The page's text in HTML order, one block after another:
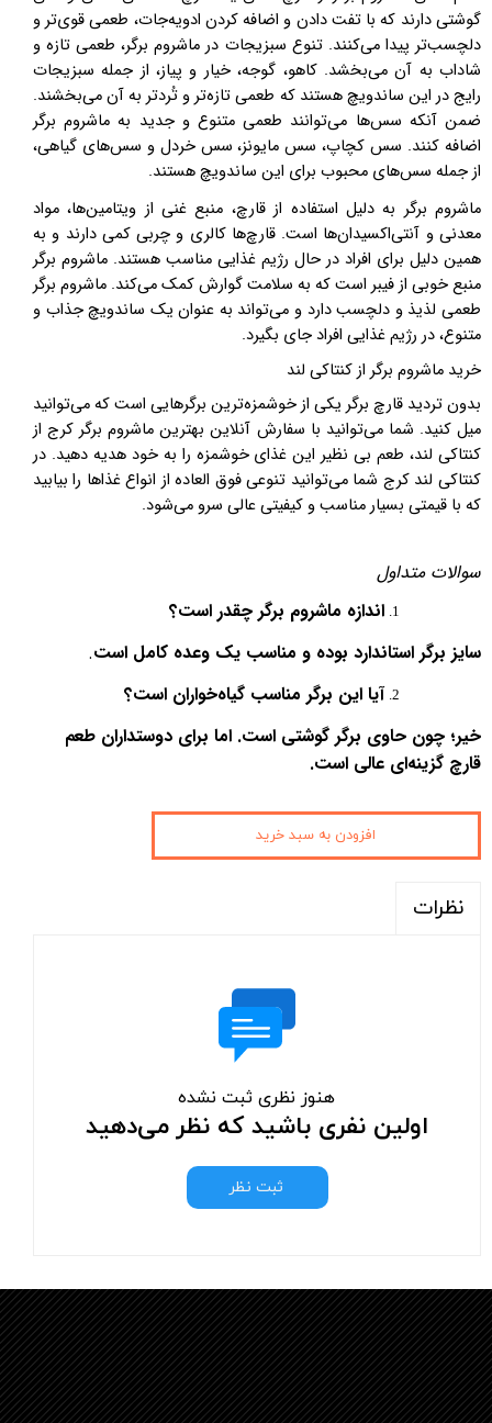
گوشتی دارند که با تفت دادن و اضافه کردن ادویه‌جات، طعمی قوی‌تر و
دلچسب‌تر پیدا می‌کنند. تنوع سبزیجات در ماشروم برگر، طعمی تازه و
شاداب به آن می‌بخشد. کاهو، گوجه، خیار و پیاز، از جمله سبزیجات
رایج در این ساندویچ هستند که طعمی تازه‌تر و تُردتر به آن می‌بخشند.
ضمن آنکه سس‌ها می‌توانند طعمی متنوع و جدید به ماشروم برگر
اضافه کنند. سس کچاپ، سس مایونز، سس خردل و سس‌های گیاهی،
از جمله سس‌های محبوب برای این ساندویچ هستند.
ماشروم برگر به دلیل استفاده از قارچ، منبع غنی از ویتامین‌ها، مواد
معدنی و آنتی‌اکسیدان‌ها است.قارچ‌ها کالری و چربی کمی دارند و به
همین دلیل برای افراد در حال رژیم غذایی مناسب هستند. ماشروم برگر
منبع خوبی از فیبر است که به سلامت گوارش کمک می‌کند. ماشروم برگر
طعمی لذیذ و دلچسب دارد و می‌تواند به عنوان یک ساندویچ جذاب و
متنوع، در رژیم غذایی افراد جای بگیرد.
خرید ماشروم برگر از کنتاکی لند
بدون تردید قارچ برگر یکی از خوشمزه‌ترین برگرهایی است که می‌توانید
میل کنید. شما می‌توانید با سفارش آنلاین بهترین ماشروم برگر کرج از
کنتاکی لند، طعم بی نظیر این غذای خوشمزه را به خود هدیه دهید. در
کنتاکی لند کرج شما می‌توانید تنوعی فوق العاده از انواع غذاها را بیابید
که با قیمتی بسیار مناسب و کیفیتی عالی سرو می‌شود.
سوالات متداول
اندازه ماشروم برگر چقدر است؟
سایز برگر استاندارد بوده و مناسب یک وعده کامل است.
آیا این برگر مناسب گیاه‌خواران است؟
خیر؛ چون حاوی برگر گوشتی است. اما برای دوستداران طعم
قارچ گزینه‌ای عالی است.
افزودن به سبد خرید
نظرات
هنوز نظری ثبت نشده
اولین نفری باشید که نظر می‌دهید
ثبت نظر